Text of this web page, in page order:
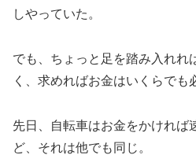
しやっていた。
でも、ちょっと足を踏み入れれ
く、求めればお金はいくらでも
先日、自転車はお金をかければ
ど、それは他でも同じ。